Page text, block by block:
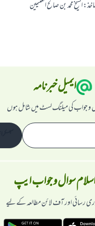
ماخذ:الشيخ محمد بن صالح العثيمين
ایمیل خبرنامہ
و جواب کی میلنگ لسٹ میں شامل ہوں
سوال و جواب ایپ
رسائی اور آف لائن مطالعہ کے لیے